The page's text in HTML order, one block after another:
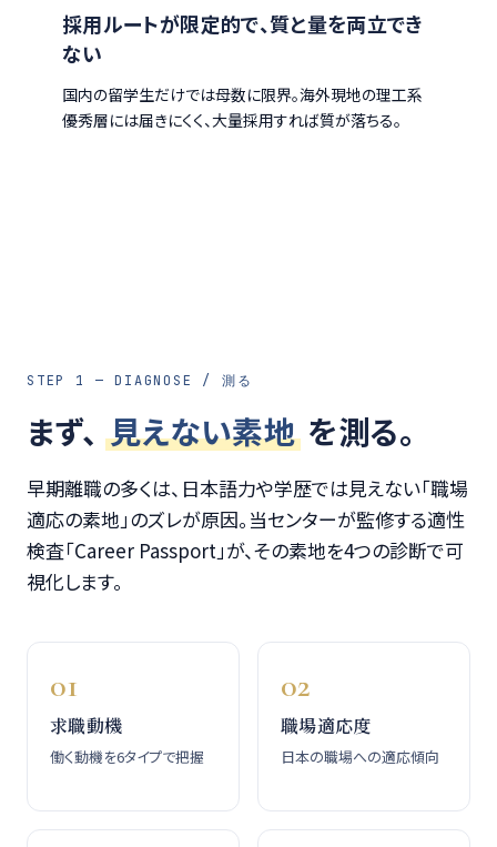
採用ルートが限定的で、質と量を両立でき
ない
国内の留学生だけでは母数に限界。海外現地の理工系
優秀層には届きにくく、大量採用すれば質が落ちる。
STEP 1 — DIAGNOSE / 測る
まず、 見えない素地 を測る。
早期離職の多くは、日本語力や学歴では見えない「職場
適応の素地」のズレが原因。当センターが監修する適性
検査「Career Passport」が、その素地を4つの診断で可
視化します。
01
求職動機
働く動機を6タイプで把握
02
職場適応度
日本の職場への適応傾向